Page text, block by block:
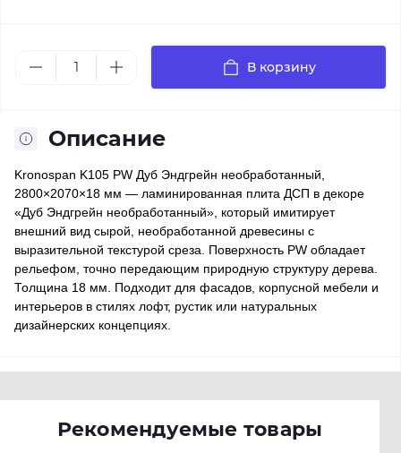
В корзину
Описание
Kronospan K105 PW Дуб Эндгрейн необработанный,
2800×2070×18 мм — ламинированная плита ДСП в декоре
«Дуб Эндгрейн необработанный», который имитирует
внешний вид сырой, необработанной древесины с
выразительной текстурой среза. Поверхность PW обладает
рельефом, точно передающим природную структуру дерева.
Толщина 18 мм. Подходит для фасадов, корпусной мебели и
интерьеров в стилях лофт, рустик или натуральных
дизайнерских концепциях.
Рекомендуемые товары